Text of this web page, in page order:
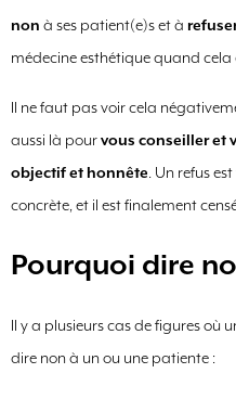
non à ses patient(e)s et à
médecine esthétique quand cela
Il ne faut pas voir cela
aussi là pourvous conseiller et
objectif et honnête. Un refus
concrète, et il est finalement
Pourquoi dire
Il y a plusieurs cas de figures où
dire non à un ou une patiente :